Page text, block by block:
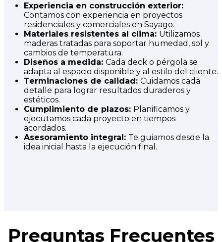
Experiencia en construcción exterior:
Contamos con experiencia en proyectos
residenciales y comerciales en Sayago.
Materiales resistentes al clima: Utilizamos
maderas tratadas para soportar humedad, sol y
cambios de temperatura.
Diseños a medida: Cada deck o pérgola se
adapta al espacio disponible y al estilo del cliente.
Terminaciones de calidad: Cuidamos cada
detalle para lograr resultados duraderos y
estéticos.
Cumplimiento de plazos: Planificamos y
ejecutamos cada proyecto en tiempos
acordados.
Asesoramiento integral: Te guiamos desde la
idea inicial hasta la ejecución final.
Preguntas Frecuentes